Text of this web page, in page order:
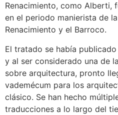
Renacimiento, como Alberti,
en el periodo manierista de
Renacimiento y el Barroco.
El tratado se había
y al ser considerado una de
sobre arquitectura, pronto
vademécum para los
clásico. Se han hecho
traducciones a lo largo del